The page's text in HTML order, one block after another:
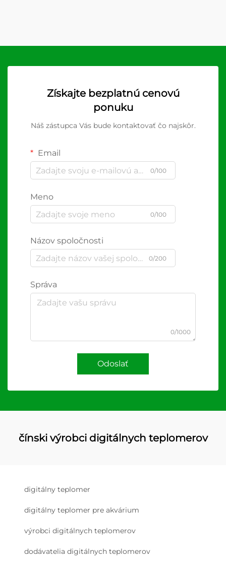
Získajte bezplatnú cenovú
ponuku
Náš zástupca Vás bude kontaktovať čo najskôr.
Email
0/100
Meno
0/100
Názov spoločnosti
0/200
Správa
0/1000
Odoslať
čínski výrobci digitálnych teplomerov
digitálny teplomer
digitálny teplomer pre akvárium
výrobci digitálnych teplomerov
dodávatelia digitálnych teplomerov